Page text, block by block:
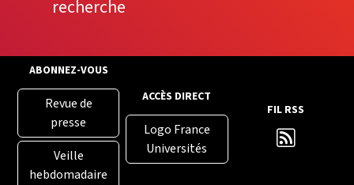
recherche
ABONNEZ-VOUS
Revue de
presse
Veille
hebdomadaire
ACCÈS DIRECT
Logo France
Universités
FIL RSS